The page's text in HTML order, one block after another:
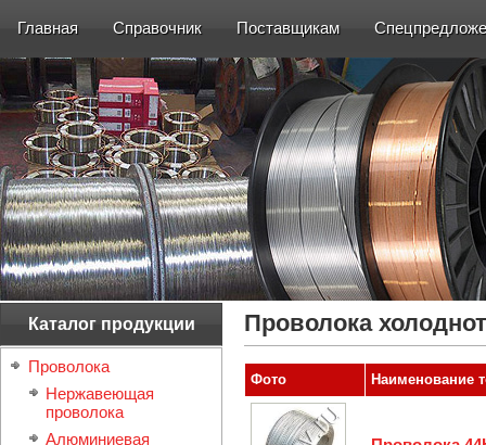
Главная Справочник Поставщикам
Каталог продукции
Проволока
Нержавеющая
проволока
Алюминиевая
Проволока
Фото Наименование